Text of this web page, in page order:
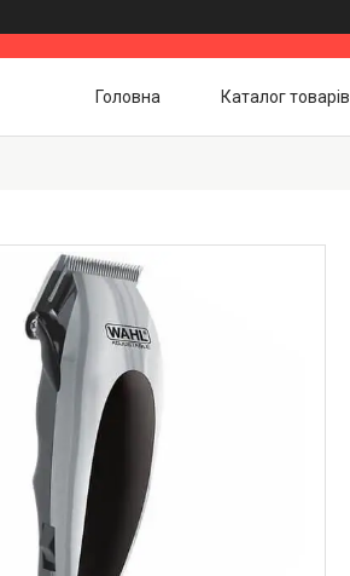
Головна Каталог товарів